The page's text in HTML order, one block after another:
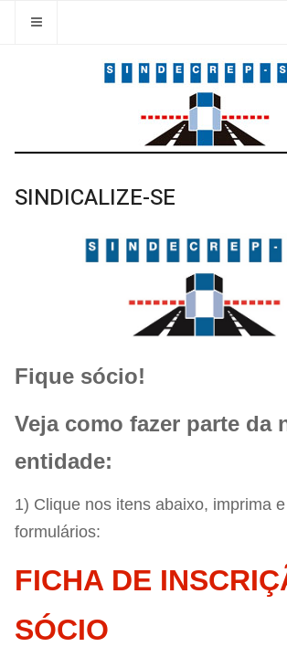
SINDICALIZE-SE
Fique sócio!
Veja como fazer parte da
entidade:
1) Clique nos itens abaixo, imprima
formulários:
FICHA DE
SÓCIO